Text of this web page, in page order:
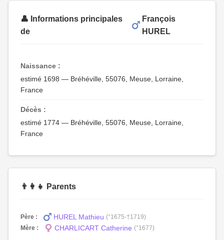
👤 Informations principales
de
François
HUREL
Naissance :
estimé 1698 — Bréhéville, 55076, Meuse, Lorraine,
France
Décès :
estimé 1774 — Bréhéville, 55076, Meuse, Lorraine,
France
👨‍👩‍👧 Parents
Père : HUREL Mathieu (°1675-†1719)
Mère :
CHARLICART Catherine (°1677)